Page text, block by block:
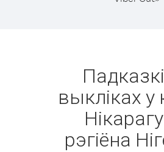
выкліках у
рэгіёна